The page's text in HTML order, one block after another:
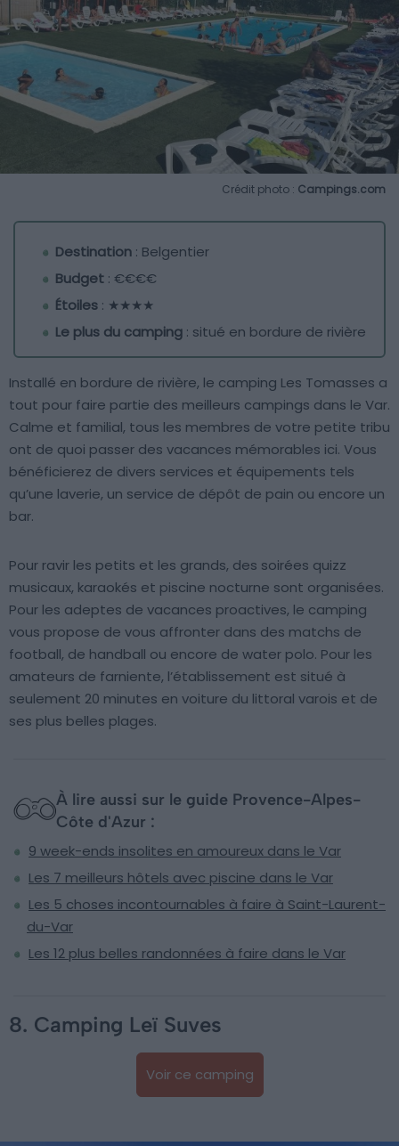
Crédit photo : Campings.com
Destination : Belgentier
Budget : €€€€
Étoiles : ★★★★
Le plus du camping : situé en bordure de rivière
Installé en bordure de rivière, le camping Les Tomasses a
tout pour faire partie des meilleurs campings dans le Var.
Calme et familial, tous les membres de votre petite tribu
ont de quoi passer des vacances mémorables ici. Vous
bénéficierez de divers services et équipements tels
qu’une laverie, un service de dépôt de pain ou encore un
bar.
Pour ravir les petits et les grands, des soirées quizz
musicaux, karaokés et piscine nocturne sont organisées.
Pour les adeptes de vacances proactives, le camping
vous propose de vous affronter dans des matchs de
football, de handball ou encore de water polo. Pour les
amateurs de farniente, l’établissement est situé à
seulement 20 minutes en voiture du littoral varois et de
ses plus belles plages.
À lire aussi sur le guide Provence-Alpes-
Côte d'Azur :
9 week-ends insolites en amoureux dans le Var
Les 7 meilleurs hôtels avec piscine dans le Var
Les 5 choses incontournables à faire à Saint-Laurent-
du-Var
Les 12 plus belles randonnées à faire dans le Var
8. Camping Leï Suves
Voir ce camping